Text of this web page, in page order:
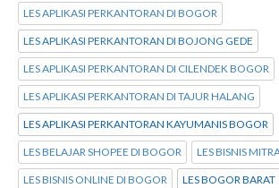
LES APLIKASI PERKANTORAN DI BOGOR
LES APLIKASI PERKANTORAN DI BOJONG GEDE
LES APLIKASI PERKANTORAN DI CILENDEK BOGOR
LES APLIKASI PERKANTORAN DI TAJUR HALANG
LES APLIKASI PERKANTORAN KAYUMANIS BOGOR
LES BELAJAR SHOPEE DI BOGOR LES BISNIS
LES BISNIS ONLINE DI BOGOR LES BOGOR BARAT